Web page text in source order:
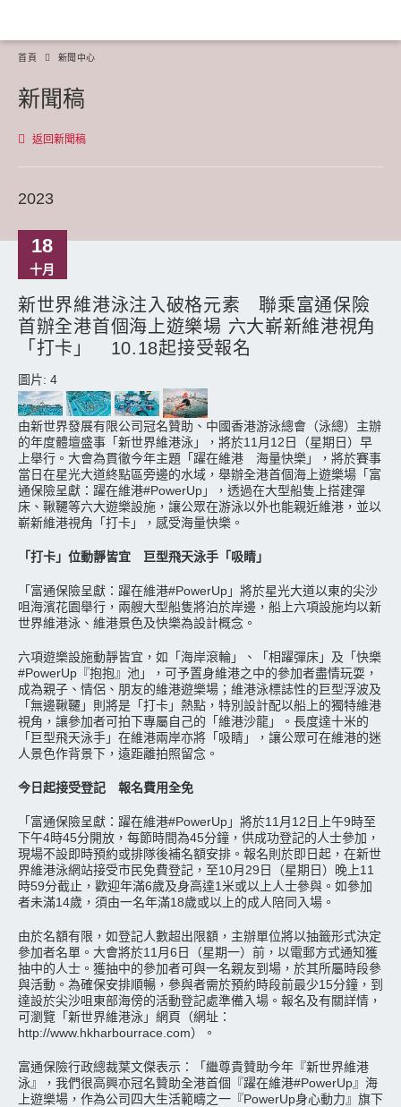
首頁 新聞中心
新聞稿
返回新聞稿
2023
18
十月
新世界維港泳注入破格元素 聯乘富通保險
首辦全港首個海上遊樂場 六大嶄新維港視角
「打卡」 10.18起接受報名
圖片: 4
由新世界發展有限公司冠名贊助、中國香港游泳總會（泳總）主辦
的年度體壇盛事「新世界維港泳」，將於11月12日（星期日）早
上舉行。大會為貫徹今年主題「躍在維港 海量快樂」，將於賽事
當日在星光大道終點區旁邊的水域，舉辦全港首個海上遊樂場「富
通保險呈獻：躍在維港#PowerUp」，透過在大型船隻上搭建彈
床、鞦韆等六大遊樂設施，讓公眾在游泳以外也能親近維港，並以
嶄新維港視角「打卡」，感受海量快樂。
「打卡」位動靜皆宜 巨型飛天泳手「吸睛」
「富通保險呈獻：躍在維港#PowerUp」將於星光大道以東的尖沙
咀海濱花園舉行，兩艘大型船隻將泊於岸邊，船上六項設施均以新
世界維港泳、維港景色及快樂為設計概念。
六項遊樂設施動靜皆宜，如「海岸滾輪」、「相躍彈床」及「快樂
#PowerUp『抱抱』池」，可予置身維港之中的參加者盡情玩耍，
成為親子、情侶、朋友的維港遊樂場；維港泳標誌性的巨型浮波及
「無邊鞦韆」則將是「打卡」熱點，特別設計配以船上的獨特維港
視角，讓參加者可拍下專屬自己的「維港沙龍」。長度達十米的
「巨型飛天泳手」在維港兩岸亦將「吸睛」，讓公眾可在維港的迷
人景色作背景下，遠距離拍照留念。
今日起接受登記 報名費用全免
「富通保險呈獻：躍在維港#PowerUp」將於11月12日上午9時至
下午4時45分開放，每節時間為45分鐘，供成功登記的人士參加，
現場不設即時預約或排隊後補名額安排。報名則於即日起，在新世
界維港泳網站接受市民免費登記，至10月29日（星期日）晚上11
時59分截止，歡迎年滿6歲及身高達1米或以上人士參與。如參加
者未滿14歲，須由一名年滿18歲或以上的成人陪同入場。
由於名額有限，如登記人數超出限額，主辦單位將以抽籤形式決定
參加者名單。大會將於11月6日（星期一）前，以電郵方式通知獲
抽中的人士。獲抽中的參加者可與一名親友到場，於其所屬時段參
與活動。為確保安排順暢，參與者需於預約時段前最少15分鐘，到
達設於尖沙咀東部海傍的活動登記處準備入場。報名及有關詳情，
可瀏覽「新世界維港泳」網頁（網址：
http://www.hkharbourrace.com）。
富通保險行政總裁葉文傑表示：「繼尊貴贊助今年『新世界維港
泳』，我們很高興亦冠名贊助全港首個『躍在維港#PowerUp』海
上遊樂場，作為公司四大生活範疇之一『PowerUp身心動力』旗下